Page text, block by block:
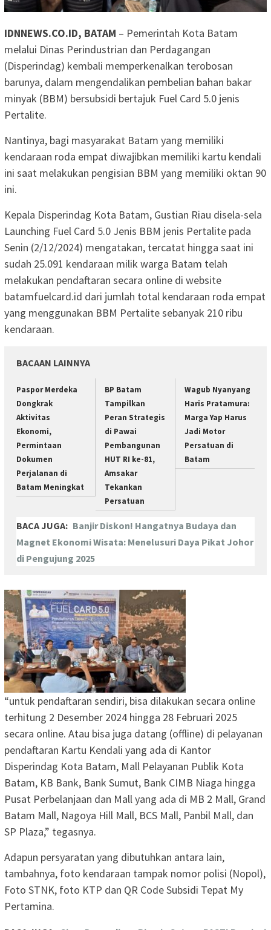
IDNNEWS.CO.ID, BATAM – Pemerintah Kota Batam
melalui Dinas Perindustrian dan Perdagangan
(Disperindag) kembali memperkenalkan terobosan
barunya, dalam mengendalikan pembelian bahan bakar
minyak (BBM) bersubsidi bertajuk Fuel Card 5.0 jenis
Pertalite.
Nantinya, bagi masyarakat Batam yang memiliki
kendaraan roda empat diwajibkan memiliki kartu kendali
ini saat melakukan pengisian BBM yang memiliki oktan 90
ini.
Kepala Disperindag Kota Batam, Gustian Riau disela-sela
Launching Fuel Card 5.0 Jenis BBM jenis Pertalite pada
Senin (2/12/2024) mengatakan, tercatat hingga saat ini
sudah 25.091 kendaraan milik warga Batam telah
melakukan pendaftaran secara online di website
batamfuelcard.id dari jumlah total kendaraan roda empat
yang menggunakan BBM Pertalite sebanyak 210 ribu
kendaraan.
BACAAN LAINNYA
Paspor Merdeka
Dongkrak
Aktivitas
Ekonomi,
Permintaan
Dokumen
Perjalanan di
Batam Meningkat
BP Batam
Tampilkan
Peran Strategis
di Pawai
Pembangunan
HUT RI ke-81,
Amsakar
Tekankan
Persatuan
Wagub Nyanyang
Haris Pratamura:
Marga Yap Harus
Jadi Motor
Persatuan di
Batam
BACA JUGA: Banjir Diskon! Hangatnya Budaya dan
Magnet Ekonomi Wisata: Menelusuri Daya Pikat Johor
di Pengujung 2025
“untuk pendaftaran sendiri, bisa dilakukan secara online
terhitung 2 Desember 2024 hingga 28 Februari 2025
secara online. Atau bisa juga datang (offline) di pelayanan
pendaftaran Kartu Kendali yang ada di Kantor
Disperindag Kota Batam, Mall Pelayanan Publik Kota
Batam, KB Bank, Bank Sumut, Bank CIMB Niaga hingga
Pusat Perbelanjaan dan Mall yang ada di MB 2 Mall, Grand
Batam Mall, Nagoya Hill Mall, BCS Mall, Panbil Mall, dan
SP Plaza,” tegasnya.
Adapun persyaratan yang dibutuhkan antara lain,
tambahnya, foto kendaraan tampak nomor polisi (Nopol),
Foto STNK, foto KTP dan QR Code Subsidi Tepat My
Pertamina.